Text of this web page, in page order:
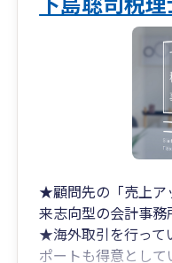
★顧問先の「売上ア
来志向型の会計事務
★海外取引を行って
ポートも得意として